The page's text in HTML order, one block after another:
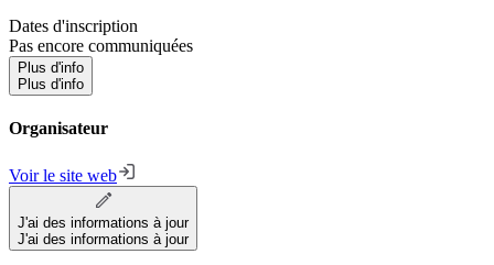
Dates d'inscription
Pas encore communiquées
Plus d'info
Plus d'info
Organisateur
Voir le site web
J'ai des informations à jour
J'ai des informations à jour